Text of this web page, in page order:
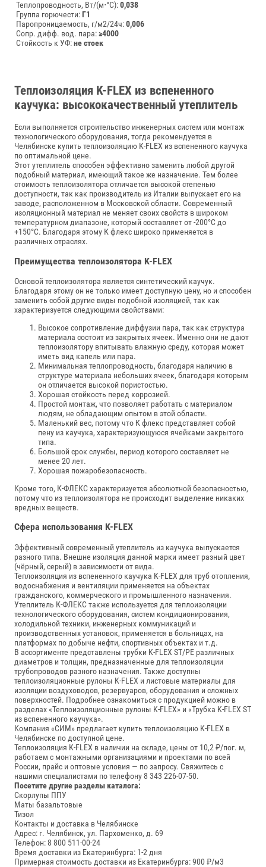
Теплопроводность, Вт/(м⋅°С):0,038
Группа горючести:Г1
Паропроницаемость, г/м2/24ч:0,006
Сопр. дифф. вод. пара:≥4000
Стойкость к УФ:не стоек
Теплоизоляция K-FLEX из вспененного
каучука: высококачественный утеплитель
Если выполняется строительство инженерных систем или монтаж
технологического оборудования, тогда рекомендуется в
Челябинске купить теплоизоляцию K-FLEX из вспененного каучука
по оптимальной цене.
Этот утеплитель способен эффективно заменить любой другой
подобный материал, имеющий такое же назначение. Тем более
стоимость теплоизолятора отличается высокой степенью
доступности, так как производитель из Италии выпускает его на
заводе, расположенном в Московской области. Современный
изоляционный материал не меняет своих свойств в широком
температурном диапазоне, который составляет от -200°C до
+150°C. Благодаря этому К флекс широко применяется в
различных отраслях.
Преимущества теплоизолятора K-FLEX
Основой теплоизолятора является синтетический каучук.
Благодаря этому он не только имеет доступную цену, но и способен
заменить собой другие виды подобной изоляцией, так как
характеризуется следующими свойствами:
Высокое сопротивление диффузии пара, так как структура
материала состоит из закрытых ячеек. Именно они не дают
теплоизолятору впитывать влажную среду, которая может
иметь вид капель или пара.
Минимальная теплопроводность, благодаря наличию в
структуре материала небольших ячеек, благодаря которым
он отличается высокой пористостью.
Хорошая стойкость перед коррозией.
Простой монтаж, что позволяет работать с материалом
людям, не обладающим опытом в этой области.
Маленький вес, потому что К флекс представляет собой
пену из каучука, характеризующуюся ячейками закрытого
типа.
Большой срок службы, период которого составляет не
менее 20 лет.
Хорошая пожаробезопасность.
Кроме того, К-ФЛЕКС характеризуется абсолютной безопасностью,
потому что из теплоизолятора не происходит выделение никаких
вредных веществ.
Сфера использования K-FLEX
Эффективный современный утеплитель из каучука выпускается
разного типа. Внешне изоляция данной марки имеет разный цвет
(чёрный, серый) в зависимости от вида.
Теплоизоляция из вспененного каучука K-FLEX для труб отопления,
водоснабжения и вентиляции применяется на объектах
гражданского, коммерческого и промышленного назначения.
Утеплитель К-ФЛЕКС также используется для теплоизоляции
технологического оборудования, систем кондиционирования,
холодильной техники, инженерных коммуникаций и
производственных установок, применяется в больницах, на
платформах по добыче нефти, спортивных объектах и т.д.
В ассортименте представлены трубки K-FLEX ST/PE различных
диаметров и толщин, предназначенные для теплоизоляции
трубопроводов разного назначения. Также доступны
теплоизоляционные рулоны K-FLEX и листовые материалы для
изоляции воздуховодов, резервуаров, оборудования и сложных
поверхностей. Подробнее ознакомиться с продукцией можно в
разделах «Теплоизоляционные рулоны K-FLEX» и «Трубка K-FLEX ST
из вспененного каучука».
Компания «СИМ» предлагает купить теплоизоляцию K-FLEX в
Челябинске по доступной цене.
Теплоизоляция K‑FLEX в наличии на складе, цены от 10,2 ₽/пог. м,
работаем с монтажными организациями и проектами по всей
России, прайс и оптовые условия — по запросу. Свяжитесь с
нашими специалистами по телефону 8 343 226-07-50.
Посетите другие разделы каталога:
Скорлупы ППУ
Маты базальтовые
Тизол
Контакты и доставка в Челябинске
Адрес: г. Челябинск, ул. Пархоменко, д. 69
Телефон: 8 800 511-00-24
Время доставки из Екатеринбурга: 1-2 дня
Примерная стоимость доставки из Екатеринбурга: 900 ₽/м3